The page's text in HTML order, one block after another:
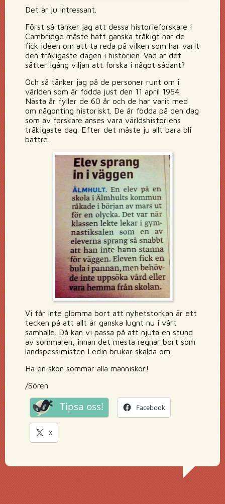
Det är ju intressant.
Först så tänker jag att dessa historieforskare i
Cambridge måste haft ganska tråkigt när de
fick idéen om att ta reda på vilken som har varit
den tråkigaste dagen i historien. Vad är det
sätter igång viljan att forska i något sådant?
Och så tänker jag på de personer runt om i
världen som är födda just den 11 april 1954.
Nästa år fyller de 60 år och de har varit med
om någonting historiskt. De är födda på den dag
som av forskare anses vara världshistoriens
tråkigaste dag. Efter det måste ju allt bara bli
bättre.
Vi får inte glömma bort att nyhetstorkan är ett
tecken på att allt är ganska lugnt nu i vårt
samhälle. Då kan vi passa på att njuta en stund
av sommaren, innan det mesta regnar bort som
landspessimisten Ledin brukar skalda om.
Ha en skön sommar alla människor!
/Sören
Tipsa oss! Facebook
X